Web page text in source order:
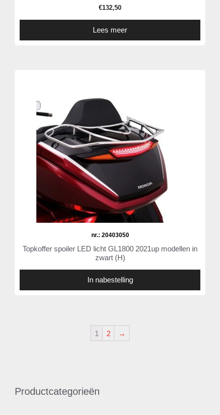
€132,50
Lees meer
nr.: 20403050
Topkoffer spoiler LED licht GL1800 2021up modellen in
zwart (H)
In nabestelling
1 2 →
Productcategorieën